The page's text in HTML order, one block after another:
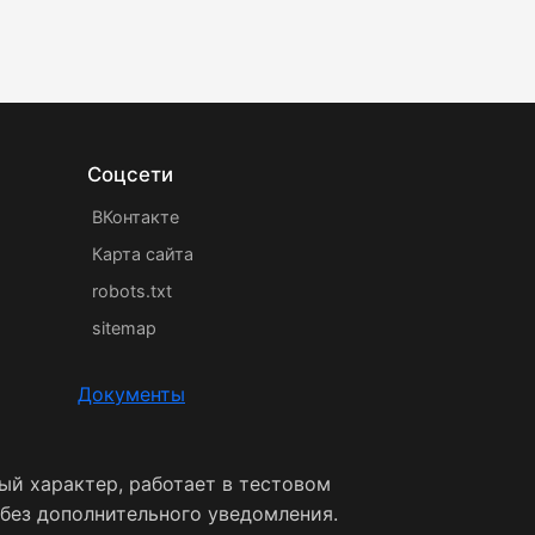
Соцсети
ВКонтакте
Карта сайта
robots.txt
sitemap
Документы
характер, работает в тестовом
дополнительного уведомления.